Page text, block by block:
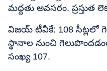
మద్దతు అవసరం.
విజయ్ టీవీకే: 108 సీట్లలో
స్థానాల నుంచి
సంఖ్య 107.